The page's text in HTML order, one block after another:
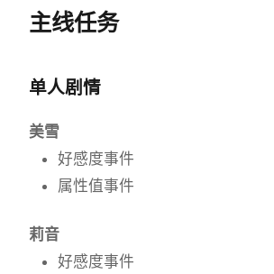
主线任务
单人剧情
美雪
好感度事件
属性值事件
莉音
好感度事件